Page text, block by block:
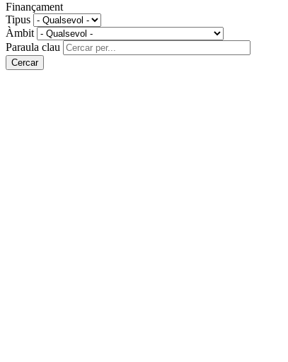
Finançament
Tipus
Àmbit
Paraula clau